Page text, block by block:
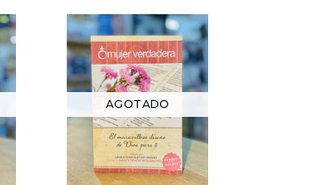
AGOTADO